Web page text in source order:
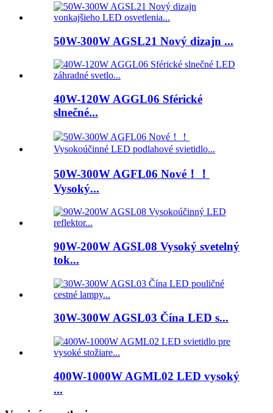
50W-300W AGSL21 Nový dizajn ...
40W-120W AGGL06 Sférické
slnečné...
50W-300W AGFL06 Nové！！
Vysoký...
90W-200W AGSL08 Vysoký svetelný
tok...
30W-300W AGSL03 Čína LED s...
400W-1000W AGML02 LED vysoký
...